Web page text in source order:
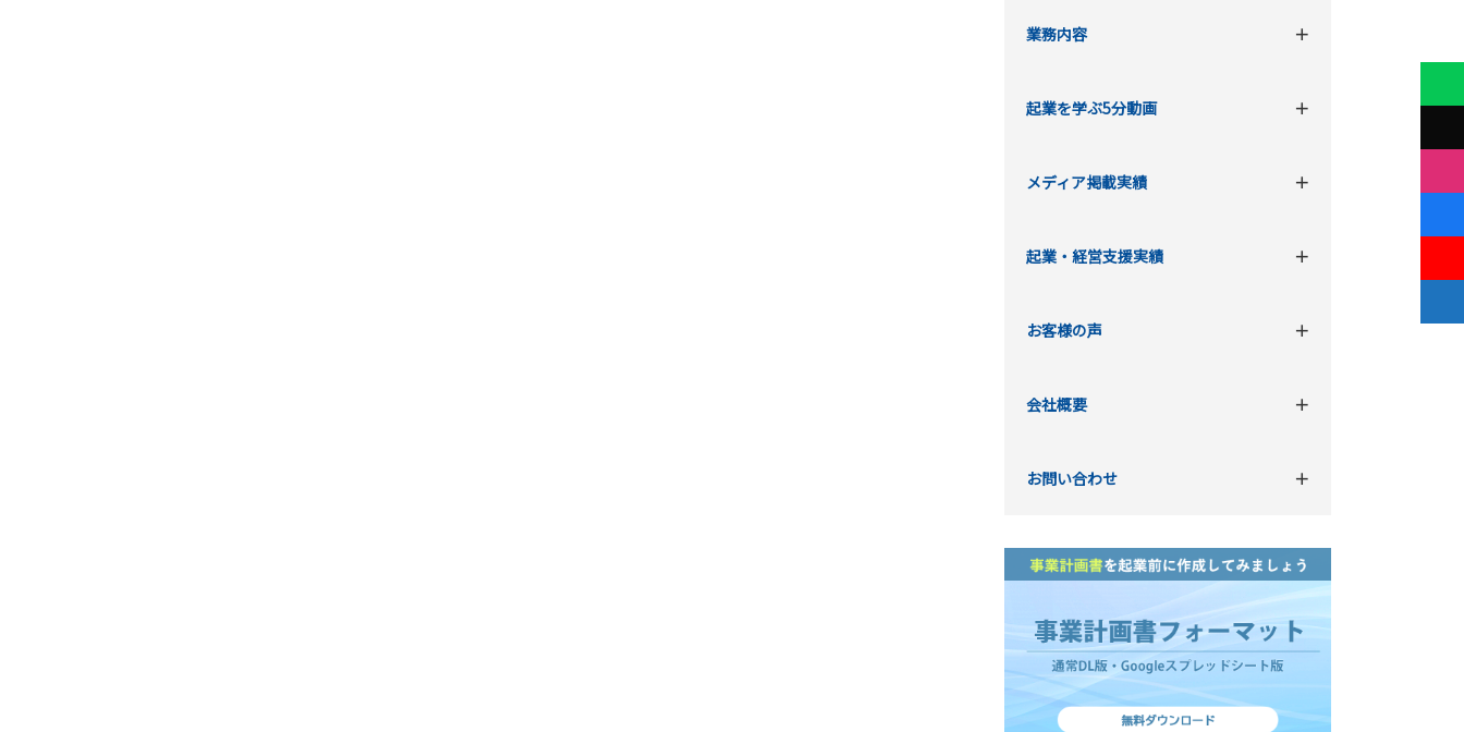
業務内容
起業を学ぶ5分動画
メディア掲載実績
起業・経営支援実績
お客様の声
会社概要
お問い合わせ